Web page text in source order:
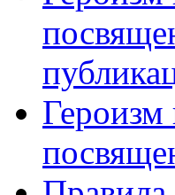
Героизм